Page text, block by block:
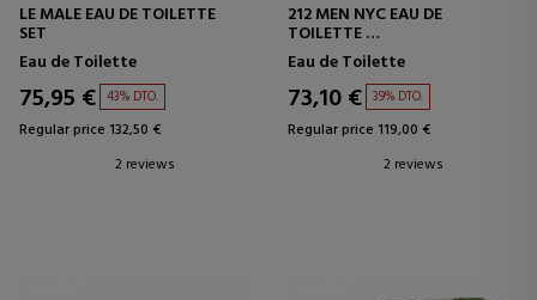
LE MALE EAU DE TOILETTE
SET
Eau de Toilette
75,95 € 43% DTO.
Regular price 132,50 €
2 reviews
212 MEN NYC EAU DE
TOILETTE
SET
Eau de Toilette
73,10 € 39% DTO.
Regular price 119,00 €
2 reviews